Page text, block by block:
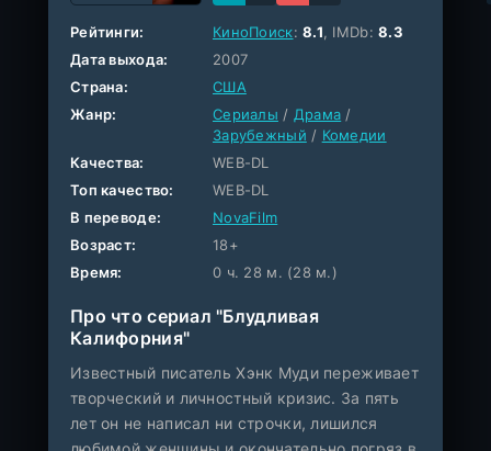
Рейтинги: КиноПоиск:8.1, IMDb:8.3
Дата выхода:
2007
Страна:
США
Жанр:
Сериалы / Драма /
Зарубежный / Комедии
Качества:
WEB-DL
Топ качество:
WEB-DL
В переводе:
NovaFilm
Возраст:
18+
Время:
0 ч. 28 м. (28 м.)
Про что сериал "Блудливая
Калифорния"
Известный писатель Хэнк Муди переживает
творческий и личностный кризис. За пять
лет он не написал ни строчки, лишился